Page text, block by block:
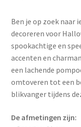
Ben je op zoek naar
decoreren voor
spookachtige en
accenten en
een lachende
omtoveren tot een
blikvanger tijdens
De afmetingen zijn: